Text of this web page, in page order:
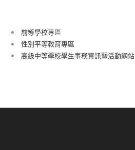
前導學校專區
性別平等教育專區
高級中等學校學生事務資訊暨活動網站